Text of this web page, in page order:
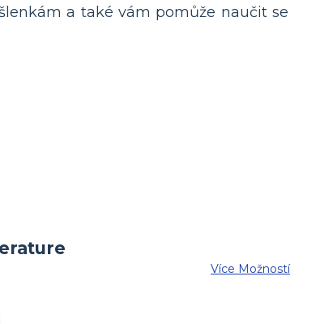
a také vám pomůže naučit se
Více Možností